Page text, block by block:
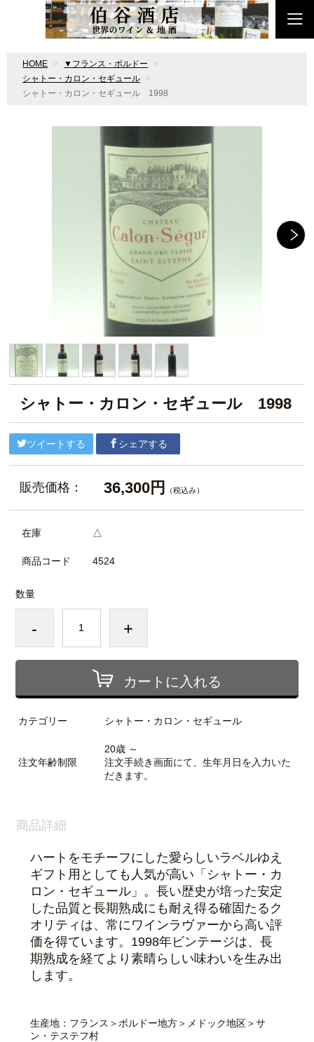
HOME
▼フランス・ボルドー
シャトー・カロン・セギュール
シャトー・カロン・セギュール 1998
シャトー・カロン・セギュール 1998
ツイートする シェアする
販売価格： 36,300円 （税込み）
在庫 △
商品コード 4524
数量
- +
カートに入れる
カテゴリー シャトー・カロン・セギュール
注文年齢制限
20歳 ～
注文手続き画面にて、生年月日を入力いた
だきます。
商品詳細
ハートをモチーフにした愛らしいラベルゆえ
ギフト用としても人気が高い「シャトー・カ
ロン・セギュール」。長い歴史が培った安定
した品質と長期熟成にも耐え得る確固たるク
オリティは、常にワインラヴァーから高い評
価を得ています。1998年ビンテージは、長
期熟成を経てより素晴らしい味わいを生み出
します。
生産地：フランス＞ボルドー地方＞メドック地区＞サ
ン・テステフ村